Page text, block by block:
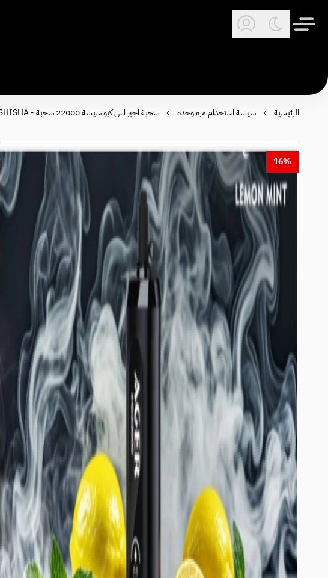
الرئيسية شيشة استخدام مره وحده سحبة اجير اس كيو شيشة 22000 سحبة - AGER SQ 22000 PUFFS SHISHA
16%